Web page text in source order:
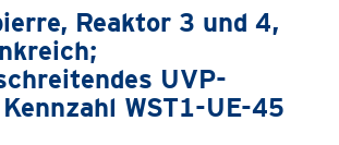
Reaktor 3 und 4,
UVP-
WST1-UE-45